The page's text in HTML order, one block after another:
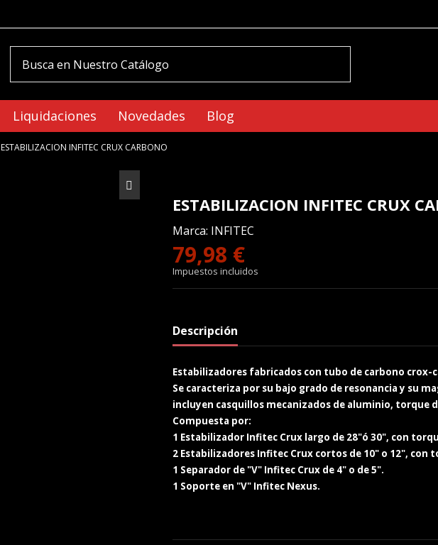
Liquidaciones Novedades Blog
ESTABILIZACION INFITEC CRUX CARBONO
ESTABILIZACION INFITEC CRUX
Marca: INFITEC
79,98 €
Impuestos incluidos
Descripción
Estabilizadores fabricados con tubo de carbono crox-
Se caracteriza por su bajo grado de resonancia y su
incluyen casquillos mecanizados de aluminio, torque
Compuesta por:
1 Estabilizador Infitec Crux largo de 28"ó 30", con
2 Estabilizadores Infitec Crux cortos de 10" o 12", con
1 Separador de "V" Infitec Crux de 4" o de 5".
1 Soporte en "V" Infitec Nexus.